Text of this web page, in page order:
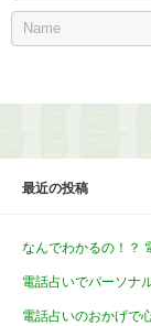
最近の投稿
なんでわかるの！？
電話占いでパーソナ
電話占いのおかげで